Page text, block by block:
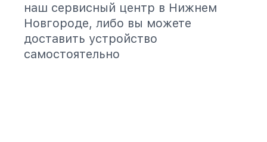
наш сервисный центр в Нижнем
Новгороде, либо вы можете
доставить устройство
самостоятельно